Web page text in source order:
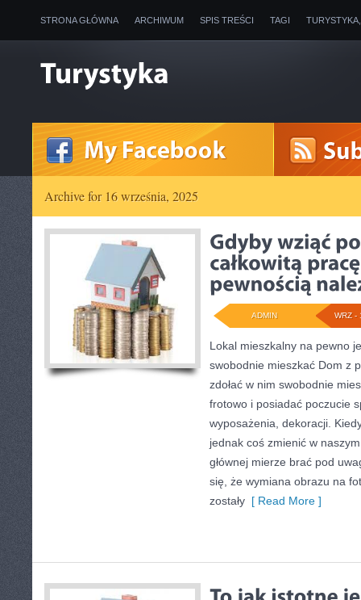
STRONA GŁÓWNA ARCHIWUM SPIS TREŚCI TAGI
Archive for 16 września, 2025
WRZ -
ADMIN
Lokal mieszkalny na pewno
swobodnie mieszkać Dom z
zdołać w nim swobodnie
frotowo i posiadać poczucie
wyposażenia, dekoracji.
jednak coś zmienić w
głównej mierze brać pod
się, że wymiana obrazu na
zostały [ Read More ]